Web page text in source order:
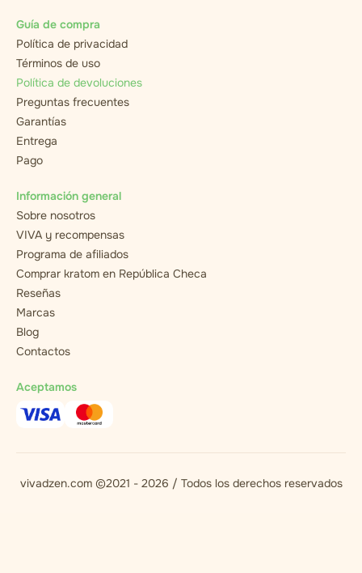
Guía de compra
Política de privacidad
Términos de uso
Política de devoluciones
Preguntas frecuentes
Garantías
Entrega
Pago
Información general
Sobre nosotros
VIVA y recompensas
Programa de afiliados
Comprar kratom en República Checa
Reseñas
Marcas
Blog
Contactos
Aceptamos
vivadzen.com ©2021 - 2026 / Todos los derechos reservados